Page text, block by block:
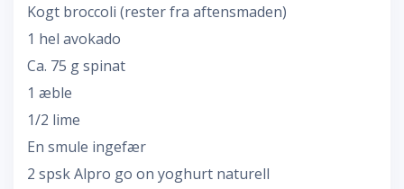
Kogt broccoli (rester fra aftensmaden)
1 hel avokado
Ca. 75 g spinat
1 æble
1/2 lime
En smule ingefær
2 spsk Alpro go on yoghurt naturell